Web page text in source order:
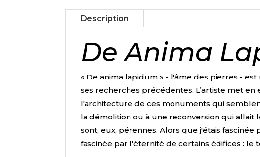
Description
De Anima
« De anima lapidum » - l'âme des pierres -
ses recherches précédentes. L’artiste met
l'architecture de ces monuments qui
la démolition ou à une reconversion qui allait
sont, eux, pérennes. Alors que j'étais
fascinée par l'éternité de certains édifices : le